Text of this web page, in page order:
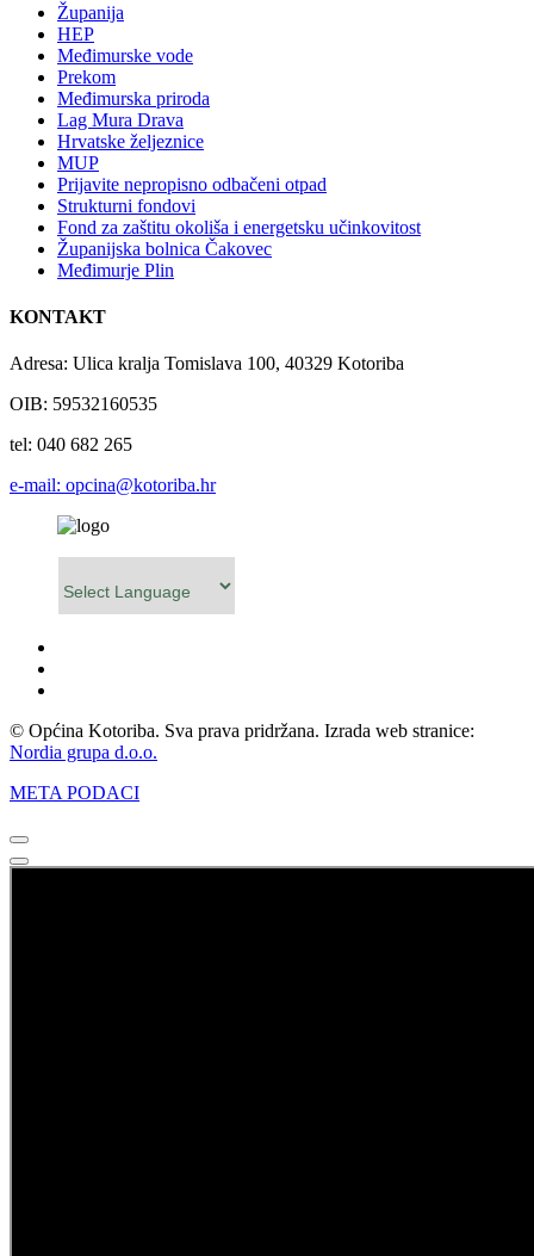
Županija
HEP
Međimurske vode
Prekom
Međimurska priroda
Lag Mura Drava
Hrvatske željeznice
MUP
Prijavite nepropisno odbačeni otpad
Strukturni fondovi
Fond za zaštitu okoliša i energetsku učinkovitost
Županijska bolnica Čakovec
Međimurje Plin
KONTAKT
Adresa: Ulica kralja Tomislava 100, 40329 Kotoriba
OIB: 59532160535
tel: 040 682 265
e-mail: opcina@kotoriba.hr
© Općina Kotoriba. Sva prava pridržana. Izrada web stranice:
Nordia grupa d.o.o.
META PODACI